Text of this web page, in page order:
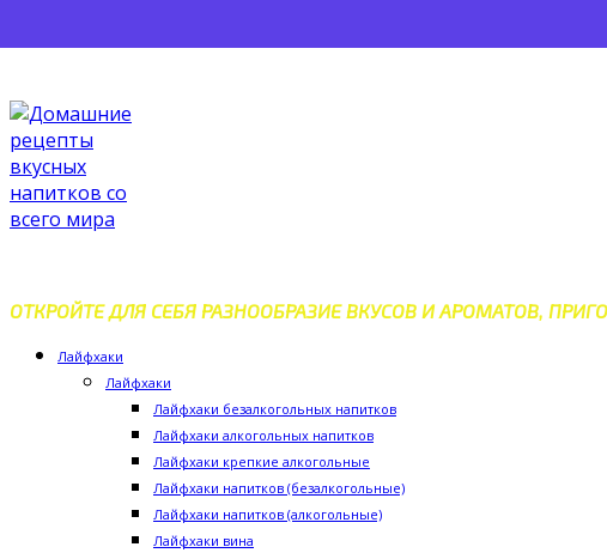
Перейти
к
контенту
ОТКРОЙТЕ ДЛЯ СЕБЯ РАЗНООБРАЗИЕ ВКУСОВ И АРОМАТОВ,
Лайфхаки
Лайфхаки
Лайфхаки безалкогольных напитков
Лайфхаки алкогольных напитков
Лайфхаки крепкие алкогольные
Лайфхаки напитков (безалкогольные)
Лайфхаки напитков (алкогольные)
Лайфхаки вина